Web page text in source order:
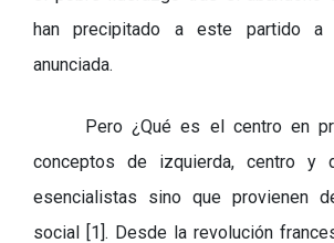
han precipitado a este partido a
anunciada.
Pero ¿Qué es el centro en
conceptos de izquierda, centro y
esencialistas sino que provienen
social [1]. Desde la revolución